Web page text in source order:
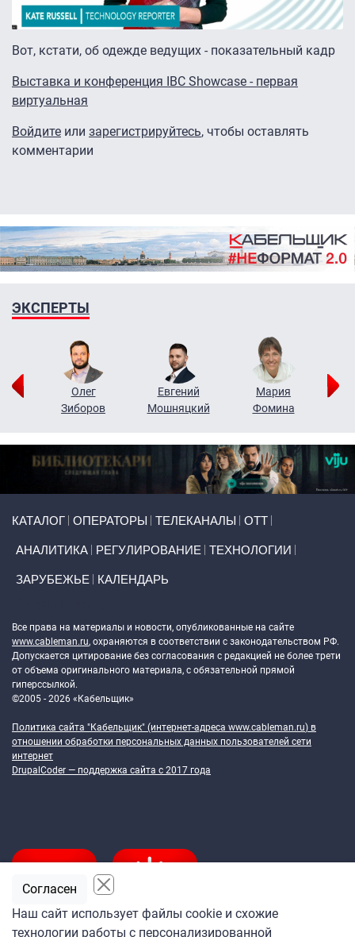
Вот, кстати, об одежде ведущих - показательный кадр
Выставка и конференция IBC Showcase - первая
виртуальная
Войдите или зарегистрируйтесь, чтобы оставлять
комментарии
ЭКСПЕРТЫ
Олег
Зиборов
Евгений
Мошняцкий
Мария
Фомина
КАТАЛОГ ОПЕРАТОРЫ ТЕЛЕКАНАЛЫ ОТТ
АНАЛИТИКА РЕГУЛИРОВАНИЕ ТЕХНОЛОГИИ
ЗАРУБЕЖЬЕ КАЛЕНДАРЬ
Все права на материалы и новости, опубликованные на сайте
www.cableman.ru, охраняются в соответствии с законодательством РФ.
Допускается цитирование без согласования с редакцией не более трети
от объема оригинального материала, с обязательной прямой
гиперссылкой.
©2005 - 2026 «Кабельщик»
Политика сайта "Кабельщик" (интернет-адреса www.cableman.ru) в
отношении обработки персональных данных пользователей сети
интернет
DrupalCoder — поддержка сайта c 2017 года
Наш сайт использует файлы cookie и схожие
технологии работы с персонализированной
Согласен